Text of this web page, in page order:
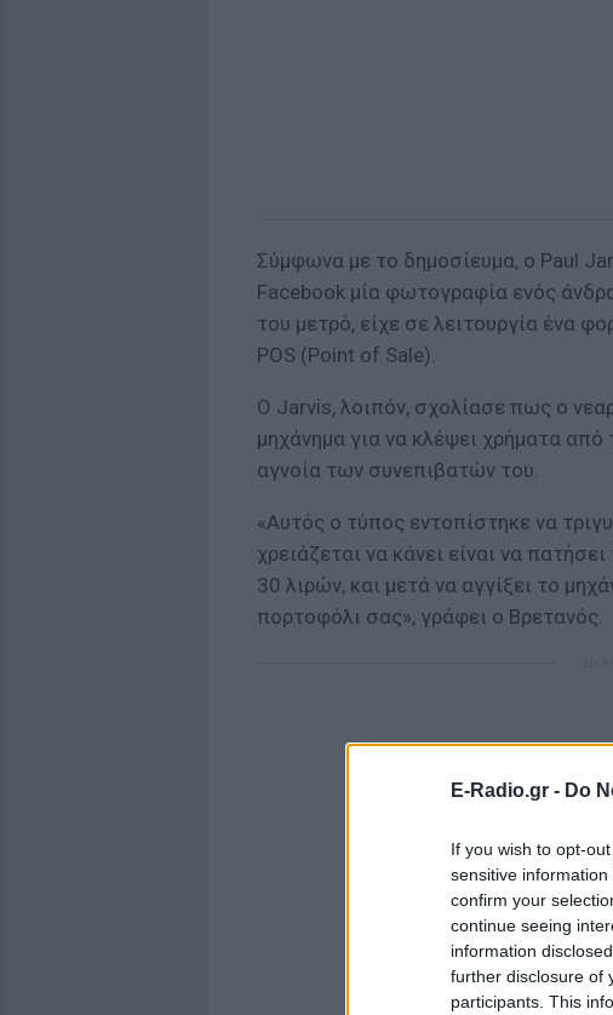
E-Radio.gr - Do
If you wish to opt-
sensitive
confirm your
continue seeing
information
further disclosure of
participants. This
Σύμφωνα με το δημοσίευμα, ο Paul
Facebook μία φωτογραφία ενός
του μετρό, είχε σε λειτουργία ένα
POS (Point of Sale).
Ο Jarvis, λοιπόν, σχολίασε πως ο
μηχάνημα για να κλέψει χρήματα
αγνοία των συνεπιβατών του.
«Αυτός ο τύπος εντοπίστηκε να
χρειάζεται να κάνει είναι να
30 λιρών, και μετά να αγγίξει το
πορτοφόλι σας», γράφει ο Βρετανός.